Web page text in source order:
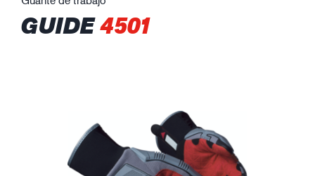
GUIDE4501